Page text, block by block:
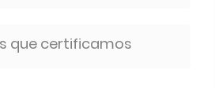
que certificamos